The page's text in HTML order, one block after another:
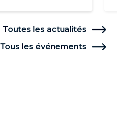
-
Toutes les actualités
Tous les événements